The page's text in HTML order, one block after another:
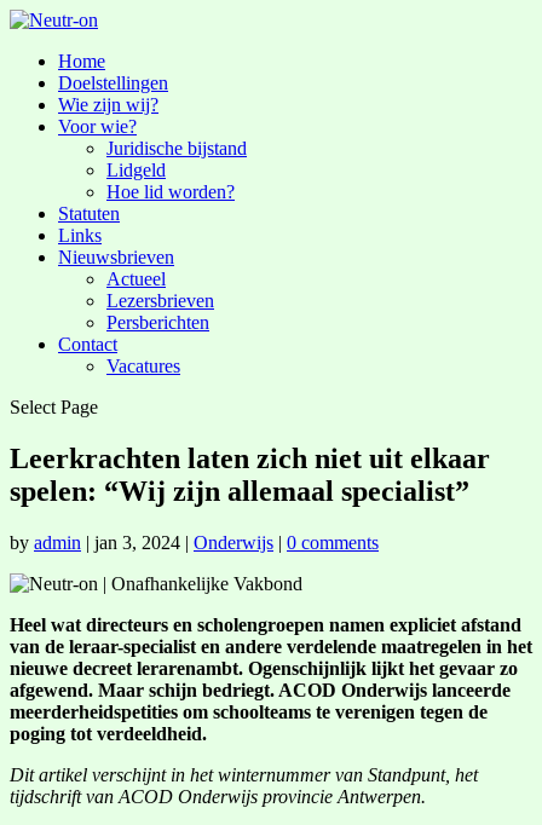
Home
Doelstellingen
Wie zijn wij?
Voor wie?
Juridische bijstand
Lidgeld
Hoe lid worden?
Statuten
Links
Nieuwsbrieven
Actueel
Lezersbrieven
Persberichten
Contact
Vacatures
Select Page
Leerkrachten laten zich niet uit elkaar
spelen: “Wij zijn allemaal specialist”
by admin | jan 3, 2024 | Onderwijs | 0 comments
Heel wat directeurs en scholengroepen namen expliciet afstand
van de leraar-specialist en andere verdelende maatregelen in het
nieuwe decreet lerarenambt. Ogenschijnlijk lijkt het gevaar zo
afgewend. Maar schijn bedriegt. ACOD Onderwijs lanceerde
meerderheidspetities om schoolteams te verenigen tegen de
poging tot verdeeldheid.
Dit artikel verschijnt in het winternummer van Standpunt, het
tijdschrift van ACOD Onderwijs provincie Antwerpen.